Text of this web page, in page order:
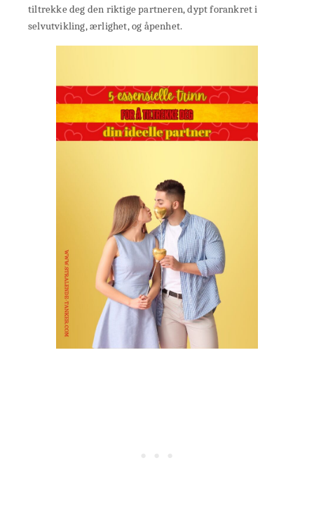
tiltrekke deg den riktige partneren, dypt forankret i
selvutvikling, ærlighet, og åpenhet.